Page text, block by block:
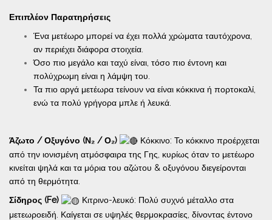
Επιπλέον Παρατηρήσεις
Ένα μετέωρο μπορεί να έχει πολλά χρώματα ταυτόχρονα,
αν περιέχει διάφορα στοιχεία.
Όσο πιο μεγάλο και ταχύ είναι, τόσο πιο έντονη και
πολύχρωμη είναι η λάμψη του.
Τα πιο αργά μετέωρα τείνουν να είναι κόκκινα ή πορτοκαλί,
ενώ τα πολύ γρήγορα μπλε ή λευκά.
Άζωτο / Οξυγόνο (Ν₂ / Ο₂)
Κόκκινο: Το κόκκινο προέρχεται
από την ιονισμένη ατμόσφαιρα της Γης, κυρίως όταν το μετέωρο
κινείται ψηλά και τα μόρια του αζώτου & οξυγόνου διεγείρονται
από τη θερμότητα.
Σίδηρος (Fe)
Κιτρινο-λευκό: Πολύ συχνό μέταλλο στα
μετεωροειδή. Καίγεται σε υψηλές θερμοκρασίες, δίνοντας έντονο